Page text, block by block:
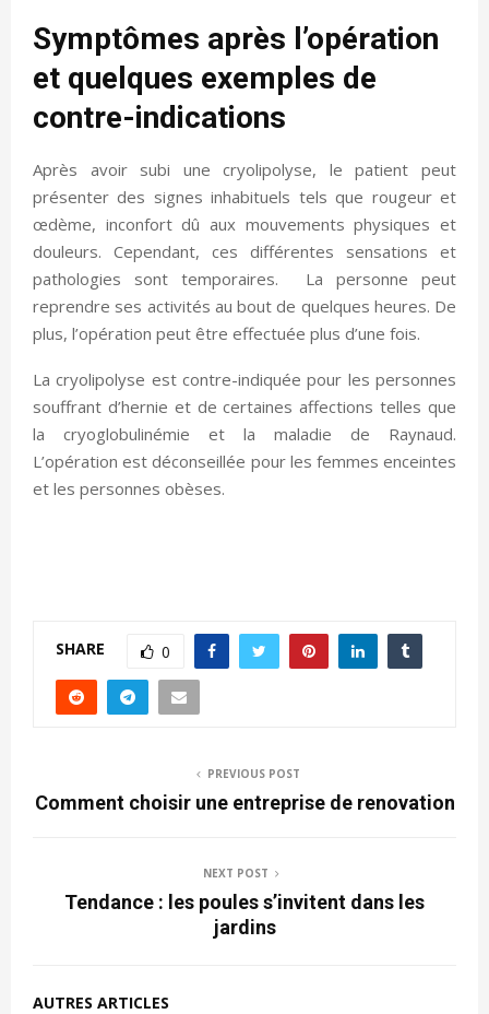
Symptômes après l’opération
et quelques exemples de
contre-indications
Après avoir subi une cryolipolyse, le patient peut
présenter des signes inhabituels tels que rougeur et
œdème, inconfort dû aux mouvements physiques et
douleurs. Cependant, ces différentes sensations et
pathologies sont temporaires. La personne peut
reprendre ses activités au bout de quelques heures. De
plus, l’opération peut être effectuée plus d’une fois.
La cryolipolyse est contre-indiquée pour les personnes
souffrant d’hernie et de certaines affections telles que
la cryoglobulinémie et la maladie de Raynaud.
L’opération est déconseillée pour les femmes enceintes
et les personnes obèses.
SHARE 0
PREVIOUS POST
Comment choisir une entreprise de renovation
NEXT POST
Tendance : les poules s’invitent dans les
jardins
AUTRES ARTICLES